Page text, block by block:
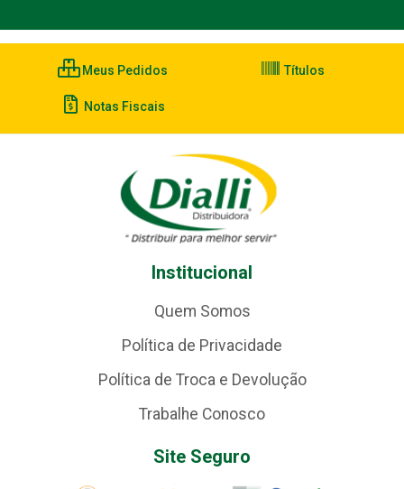
Meus Pedidos Títulos
Notas Fiscais
Institucional
Quem Somos
Política de Privacidade
Política de Troca e Devolução
Trabalhe Conosco
Site Seguro